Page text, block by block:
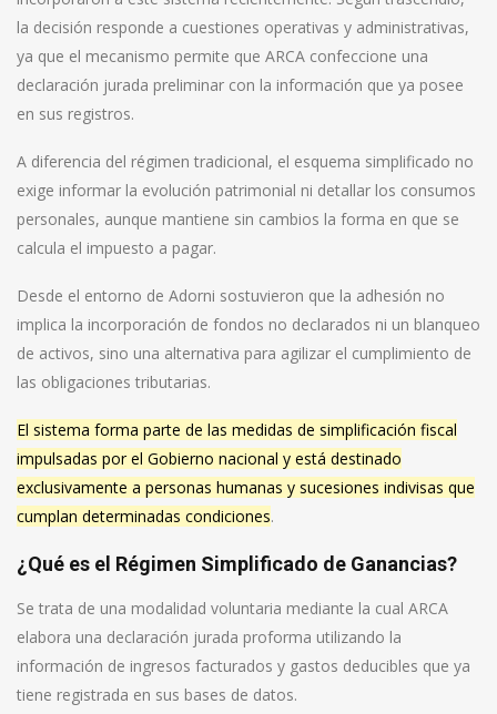
la decisión responde a cuestiones operativas y administrativas,
ya que el mecanismo permite que ARCA confeccione una
declaración jurada preliminar con la información que ya posee
en sus registros.
A diferencia del régimen tradicional, el esquema simplificado no
exige informar la evolución patrimonial ni detallar los consumos
personales, aunque mantiene sin cambios la forma en que se
calcula el impuesto a pagar.
Desde el entorno de Adorni sostuvieron que la adhesión no
implica la incorporación de fondos no declarados ni un blanqueo
de activos, sino una alternativa para agilizar el cumplimiento de
las obligaciones tributarias.
El sistema forma parte de las medidas de simplificación fiscal
impulsadas por el Gobierno nacional y está destinado
exclusivamente a personas humanas y sucesiones indivisas que
cumplan determinadas condiciones.
¿Qué es el Régimen Simplificado de Ganancias?
Se trata de una modalidad voluntaria mediante la cual ARCA
elabora una declaración jurada proforma utilizando la
información de ingresos facturados y gastos deducibles que ya
tiene registrada en sus bases de datos.